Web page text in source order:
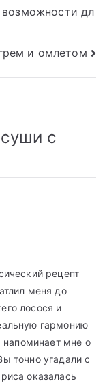
возможности дл
и омлетом
с
рецепт
меня до
лосося и
гармонию
напоминает мне о
точно угадали с
оказалась